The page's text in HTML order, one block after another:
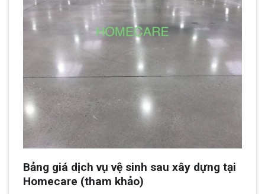
Bảng giá dịch vụ vệ sinh sau xây dựng tại
Homecare (tham khảo)